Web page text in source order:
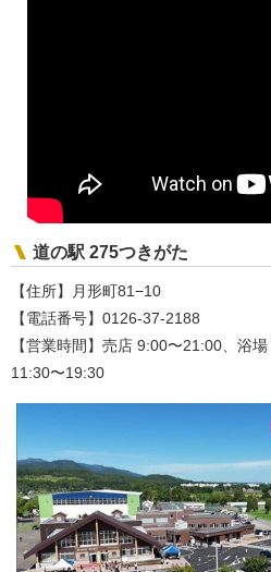
道の駅 275つきがた
【住所】月形町81−10
【電話番号】0126-37-2188
【営業時間】売店 9:00〜21:00、浴
11:30〜19:30